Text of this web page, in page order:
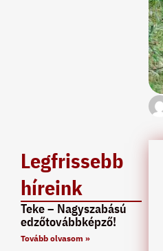
Legfrissebb
híreink
Teke – Nagyszabású
edzőtovábbképző!
Tovább olvasom »